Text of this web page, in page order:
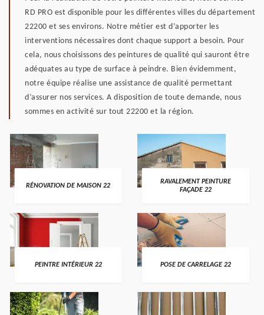
RD PRO est disponible pour les différentes villes du département
22200 et ses environs. Notre métier est d’apporter les
interventions nécessaires dont chaque support a besoin. Pour
cela, nous choisissons des peintures de qualité qui sauront être
adéquates au type de surface à peindre. Bien évidemment,
notre équipe réalise une assistance de qualité permettant
d’assurer nos services. A disposition de toute demande, nous
sommes en activité sur tout 22200 et la région.
RÉNOVATION DE MAISON 22
RAVALEMENT PEINTURE
FAÇADE 22
PEINTRE INTÉRIEUR 22 POSE DE CARRELAGE 22